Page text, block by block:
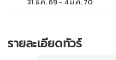
รายละเอียดทัวร์